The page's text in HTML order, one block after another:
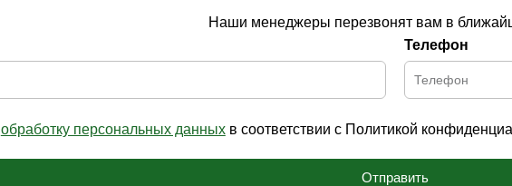
Наши менеджеры перезвонят вам в
Телефон
обработку персональных данныхв соответствии с Политикой
Отправить
ОКА
Стол Ока